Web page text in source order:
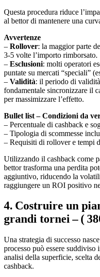
Questa procedura riduce
al bettor di mantenere una
Avvertenze
– Rollover: la maggior parte
3‑5 volte l’importo rimborsato.
– Esclusioni: molti operatori
puntate su mercati “speciali”
– Validità: il periodo di
fondamentale sincronizzare il
per massimizzare l’effetto.
Bullet list – Condizioni da
– Percentuale di cashback e
– Tipologia di scommesse
– Requisiti di rollover e tempi
Utilizzando il cashback come
bettor trasforma una perdita
aggiuntivo, riducendo la
raggiungere un ROI positivo
4. Costruire un
grandi tornei – (
Una strategia di successo
processo può essere
analisi della superficie, scelta
cashback.